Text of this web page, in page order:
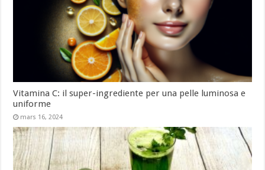
Vitamina C: il super-ingrediente per una pelle luminosa e
uniforme
mars 16, 2024